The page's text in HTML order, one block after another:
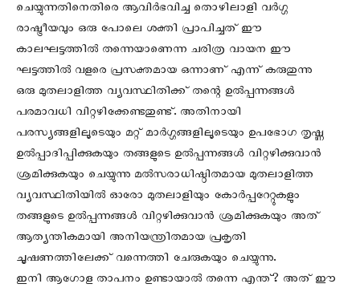
ചെയ്യുന്നതിനെതിരെ ആവിർഭവിച്ച തൊഴിലാളി വർഗ്ഗ
രാഷ്ട്രീയവും ഒരു പോലെ ശക്തി പ്രാപിച്ചത് ഈ
കാലഘട്ടത്തിൽ തന്നെയാണെന്ന ചരിത്ര വായന ഈ
ഘട്ടത്തിൽ വളരെ പ്രസക്തമായ ഒന്നാണ് എന്ന് കരുതുന്നു
ഒരു മുതലാളിത്ത വ്യവസ്ഥിതിക്ക് തന്റെ ഉൽപ്പന്നങ്ങൾ
പരമാവധി വിറ്റഴിക്കേണ്ടതുണ്ട്. അതിനായി
പരസ്യങ്ങളിലൂടെയും മറ്റ് മാർഗ്ഗങ്ങളിലൂടെയും ഉപഭോഗ തൃഷ്ണ
ഉൽപ്പാദിപ്പിക്കുകയും തങ്ങളുടെ ഉൽപ്പന്നങ്ങൾ വിറ്റഴിക്കുവാൻ
ശ്രമിക്കുകയും ചെയ്യുന്നു മൽസരാധിഷ്ഠിതമായ മുതലാളിത്ത
വ്യവസ്ഥിതിയിൽ ഓരോ മുതലാളിയും കോർപ്പറേറ്റുകളും
തങ്ങളുടെ ഉൽപ്പന്നങ്ങൾ വിറ്റഴിക്കുവാൻ ശ്രമിക്കുകയും അത്
ആത്യന്തികമായി അനിയന്ത്രിതമായ പ്രകൃതി
ചൂഷണത്തിലേക്ക് വന്നെത്തി ചേരുകയും ചെയ്യുന്നു.
ഇനി ആഗോള താപനം ഉണ്ടായാൽ തന്നെ എന്ത്? അത് ഈ